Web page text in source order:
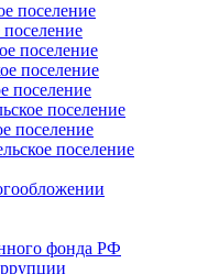
поселение
поселение
поселение
поселение
поселение
поселение
поселение
поселение
фонда РФ